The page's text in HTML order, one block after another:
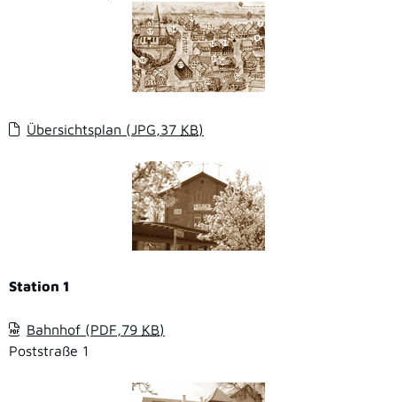
Übersichtsplan (JPG,37 KB)
Station 1
Bahnhof (PDF,79 KB)
Poststraße 1